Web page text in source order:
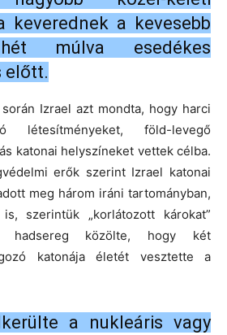
keverednek a kevesebb
múlva esedékes
előtt.
Izrael azt mondta, hogy harci
létesítményeket, föld-levegő
katonai helyszíneket vettek célba.
erők szerint Izrael katonai
meg három iráni tartományban,
szerintük „korlátozott károkat”
hadsereg közölte, hogy két
katonája életét vesztette a
a nukleáris vagy